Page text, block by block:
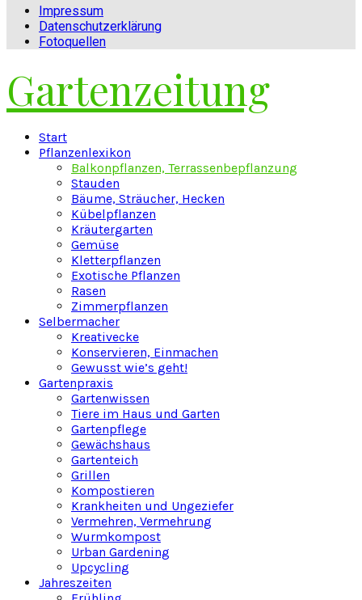
Impressum
Datenschutzerklärung
Fotoquellen
Gartenzeitung
Start
Pflanzenlexikon
Balkonpflanzen, Terrassenbepflanzung
Stauden
Bäume, Sträucher, Hecken
Kübelpflanzen
Kräutergarten
Gemüse
Kletterpflanzen
Exotische Pflanzen
Rasen
Zimmerpflanzen
Selbermacher
Kreativecke
Konservieren, Einmachen
Gewusst wie’s geht!
Gartenpraxis
Gartenwissen
Tiere im Haus und Garten
Gartenpflege
Gewächshaus
Gartenteich
Grillen
Kompostieren
Krankheiten und Ungeziefer
Vermehren, Vermehrung
Wurmkompost
Urban Gardening
Upcycling
Jahreszeiten